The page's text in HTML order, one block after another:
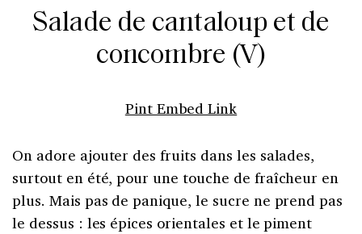
Salade de cantaloup et de
concombre (V)
Pint Embed Link
On adore ajouter des fruits dans les salades,
surtout en été, pour une touche de fraîcheur en
plus. Mais pas de panique, le sucre ne prend pas
le dessus : les épices orientales et le piment